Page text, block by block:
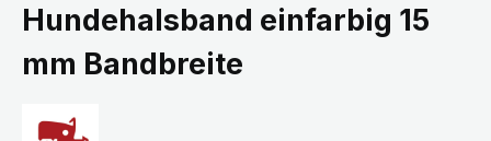
Hundehalsband einfarbig 15
mm Bandbreite